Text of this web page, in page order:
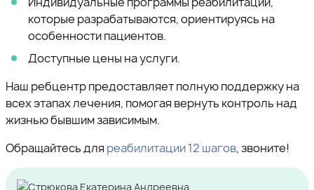
которые разрабатываются, ориентируясь на
особенности пациентов.
Доступные цены на услуги.
Наш ребцентр предоставляет полную поддержку на
всех этапах лечения, помогая вернуть контроль над
жизнью бывшим зависимым.
Обращайтесь для реабилитации 12 шагов, звоните!